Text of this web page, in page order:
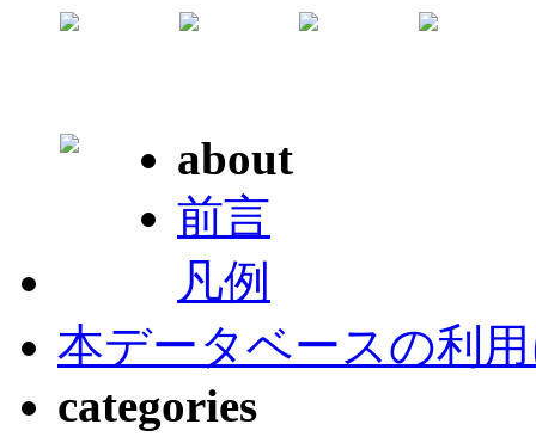
about
前言
凡例
本データベースの利
categories